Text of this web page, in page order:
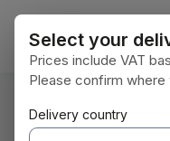
Ga naar de hoofdinhoud
U bent hier: Home
Verven en lakken
Select your
Prices include VAT
Please confirm where
Delivery country